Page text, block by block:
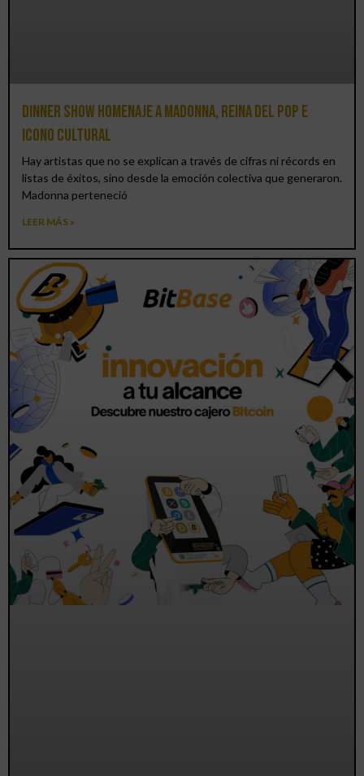
Dinner Show homenaje a Madonna, reina del pop e
icono cultural
Hay artistas que no se explican a través de cifras ni récords en
listas de éxitos, sino desde la emoción colectiva que generaron.
Madonna perteneció
LEER MÁS »